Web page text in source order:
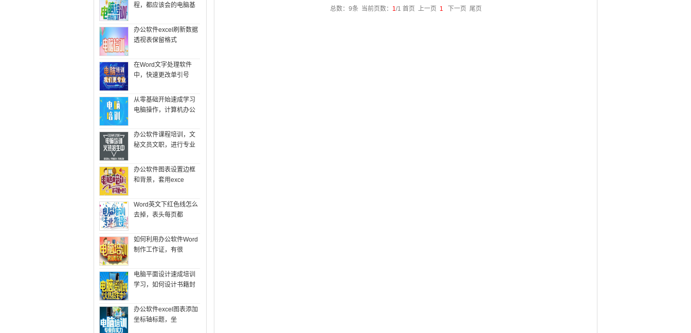
程，都应该会的电脑基
办公软件excel刷新数据
透视表保留格式
在Word文字处理软件
中，快速更改单引号
从零基础开始速成学习
电脑操作，计算机办公
办公软件课程培训，文
秘文员文职，进行专业
办公软件图表设置边框
和背景，套用exce
Word英文下红色线怎么
去掉，表头每页都
如何利用办公软件Word
制作工作证，有很
电脑平面设计速成培训
学习，如何设计书籍封
办公软件excel图表添加
坐标轴标题，坐
总数：9条 当前页数： 1/1 首页 上一页 1 下一页 尾页